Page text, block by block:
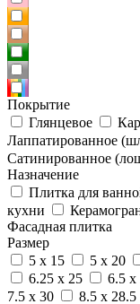
Покрытие
Глянцевое
Лаппатированное
Сатинированное
Назначение
Плитка для
кухни
Фасадная плитка
Размер
5 x 15
5 x 20
6.25 x 25
6.5 x
7.5 x 30
8.5 x 28.5